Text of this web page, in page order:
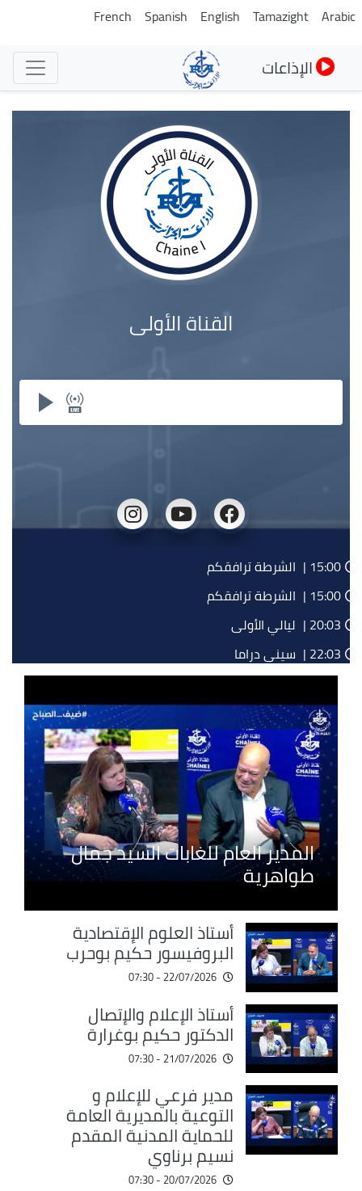
تجاوز
Arabic
Tamazight
English
Spanish
French
الإذاعات
القناة الأولى
15:00 |
الشرطة ترافقكم
15:00 |
الشرطة ترافقكم
20:03 |
ليالي الأولى
22:03 |
سيني دراما
المدير العام للغابات السيد جمال
طواهرية
أستاذ العلوم الإقتصادية
البروفيسور حكيم بوحرب
22/07/2026 - 07:30
أستاذ الإعلام والإتصال
الدكتور حكيم بوغرارة
21/07/2026 - 07:30
مدير فرعي للإعلام و
التوعية بالمديرية العامة
للحماية المدنية المقدم
نسيم برناوي
20/07/2026 - 07:30